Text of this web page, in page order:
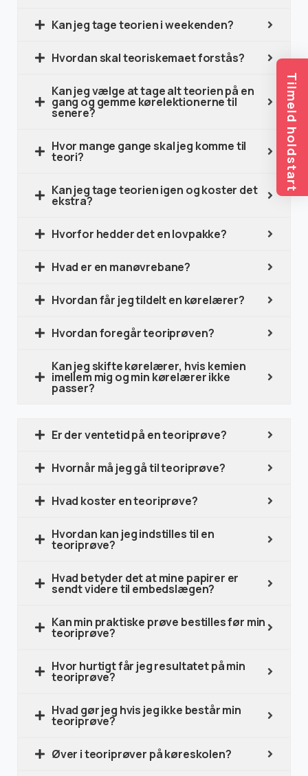
Kan jeg tage teorien i weekenden?
Hvordan skal teoriskemaet forstås?
Kan jeg vælge at tage alt teorien på en
gang og gemme kørelektionerne til
senere?
Hvor mange gange skal jeg komme til
teori?
Kan jeg tage teorien igen og koster det
ekstra?
Hvorfor hedder det en lovpakke?
Hvad er en manøvrebane?
Hvordan får jeg tildelt en kørelærer?
Hvordan foregår teoriprøven?
Kan jeg skifte kørelærer, hvis kemien
imellem mig og min kørelærer ikke
passer?
Er der ventetid på en teoriprøve?
Hvornår må jeg gå til teoriprøve?
Hvad koster en teoriprøve?
Hvordan kan jeg indstilles til en
teoriprøve?
Hvad betyder det at mine papirer er
sendt videre til embedslægen?
Kan min praktiske prøve bestilles før min
teoriprøve?
Hvor hurtigt får jeg resultatet på min
teoriprøve?
Hvad gør jeg hvis jeg ikke består min
teoriprøve?
Øver i teoriprøver på køreskolen?
Tilmeld holdstart